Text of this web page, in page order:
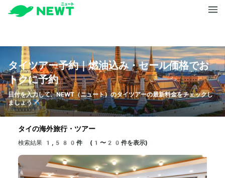
タイツアー予約｜燃油込み・セール価格でお
トクに予約
日付を入力して、NEWT（ニュート）のタイツアーの最新料金をチェックし
ましょう✈️
タイの海外旅行・ツアー
検索結果 1,580件 (1〜20件を表示)